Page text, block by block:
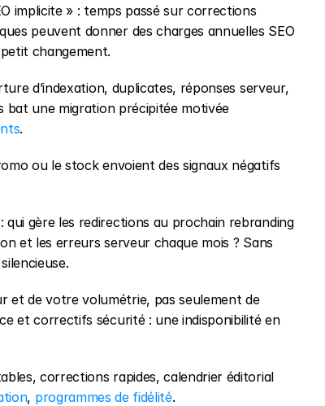
implicite » : temps passé sur corrections
peuvent donner des charges annuelles SEO
changement.
d’indexation, duplicates, réponses serveur,
bat une migration précipitée motivée
.
ou le stock envoient des signaux négatifs
qui gère les redirections au prochain rebranding
et les erreurs serveur chaque mois ? Sans
et de votre volumétrie, pas seulement de
et correctifs sécurité : une indisponibilité en
corrections rapides, calendrier éditorial
, programmes de fidélité.